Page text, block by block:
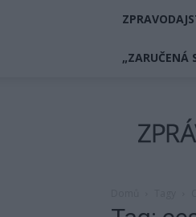
„ZARUČENÁ
Příbram